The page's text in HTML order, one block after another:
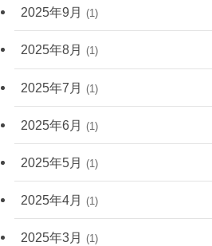
2025年9月 (1)
2025年8月 (1)
2025年7月 (1)
2025年6月 (1)
2025年5月 (1)
2025年4月 (1)
2025年3月 (1)